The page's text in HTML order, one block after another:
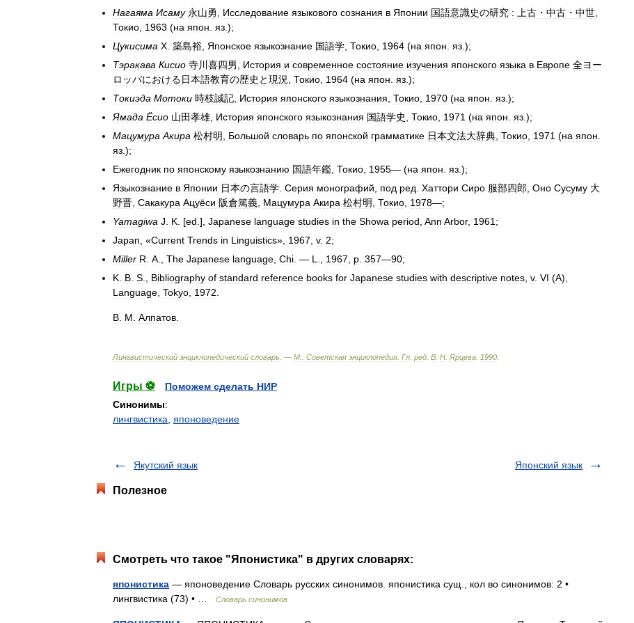
Нагаяма Исаму 永山勇 Исследование языкового сознания в Японии 国語意識史の研究 : 上古・中古・中世
Токио 1963 (на япон яз .);
Цукисима Х 築島裕 Японское языкознание 国語学 Токио 1964 (на япон яз .);
Тэракава Кисио 寺川喜四男 История и современное состояние изучения японского языка в Европе 全ヨー
ロッパにおける日本語教育の歴史と現況
Токио 1964 (на япон яз .);
Токиэда Мотоки 時枝誠記 История японского языкознания Токио 1970 (на япон яз .);
Ямада Ёсио 山田孝雄 История японского языкознания 国語学史 Токио 1971 (на япон яз .);
Мацумура Акира 松村明 Большой словарь по японской грамматике 日本文法大辞典 Токио 1971 (на япон
яз .);
Ежегодник по японскому языкознанию 国語年鑑 Токио 1955— (на япон яз .);
Языкознание в Японии 日本の言語学 Серия монографий под ред Хаттори Сиро 服部四郎 Оно Сусуму 大
野晋 Сакакура Ацуёси 阪倉篤義 Мацумура Акира 松村明 Токио 1978—;
Yamagiwa J K . [ed .], Japanese language studies in the Showa period Ann Arbor, 1961 ;
Japan , «Current Trends in Linguistics», 1967 v. 2;
Miller R A The Japanese language Chi . — L 1967 p 357—90;
K B S Bibliography of standard reference books for Japanese studies with descriptive notes v. VI (A),
Language Tokyo 1972
В М Алпатов
Лингвистический энциклопедический словарь . — М : Советская энциклопедия Гл ред В Н Ярцева 1990
Игры ⚽
Поможем сделать НИР
Синонимы:
лингвистика японоведение
Якутский язык Японский язык
Полезное
Смотреть что такое "Японистика" в других словарях:
японистика — японоведение Словарь русских синонимов. японистика сущ., кол во синонимов: 2 •
лингвистика (73) • …
Словарь синонимов